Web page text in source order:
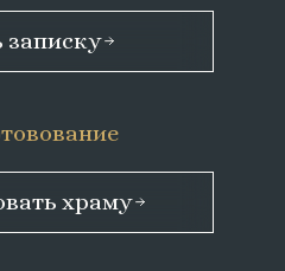
храму
записку